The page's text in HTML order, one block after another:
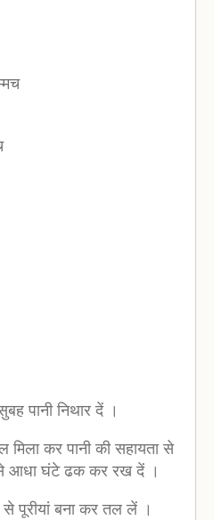
पानी निथार दें ।
मिला कर पानी की सहायता से
आधा घंटे ढक कर रख दें ।
पूरीयां बना कर तल लें ।